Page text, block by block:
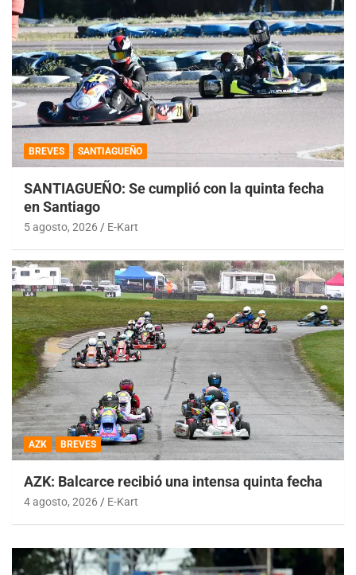
BREVES SANTIAGUEÑO
SANTIAGUEÑO: Se cumplió con la quinta fecha
en Santiago
5 agosto, 2026 E-Kart
AZK BREVES
AZK: Balcarce recibió una intensa quinta fecha
4 agosto, 2026 E-Kart